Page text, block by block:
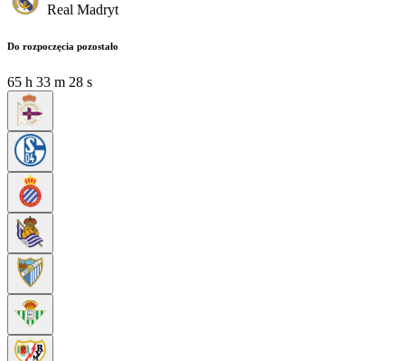
Real Madryt
Do rozpoczęcia pozostało
65 h 33 m 26 s